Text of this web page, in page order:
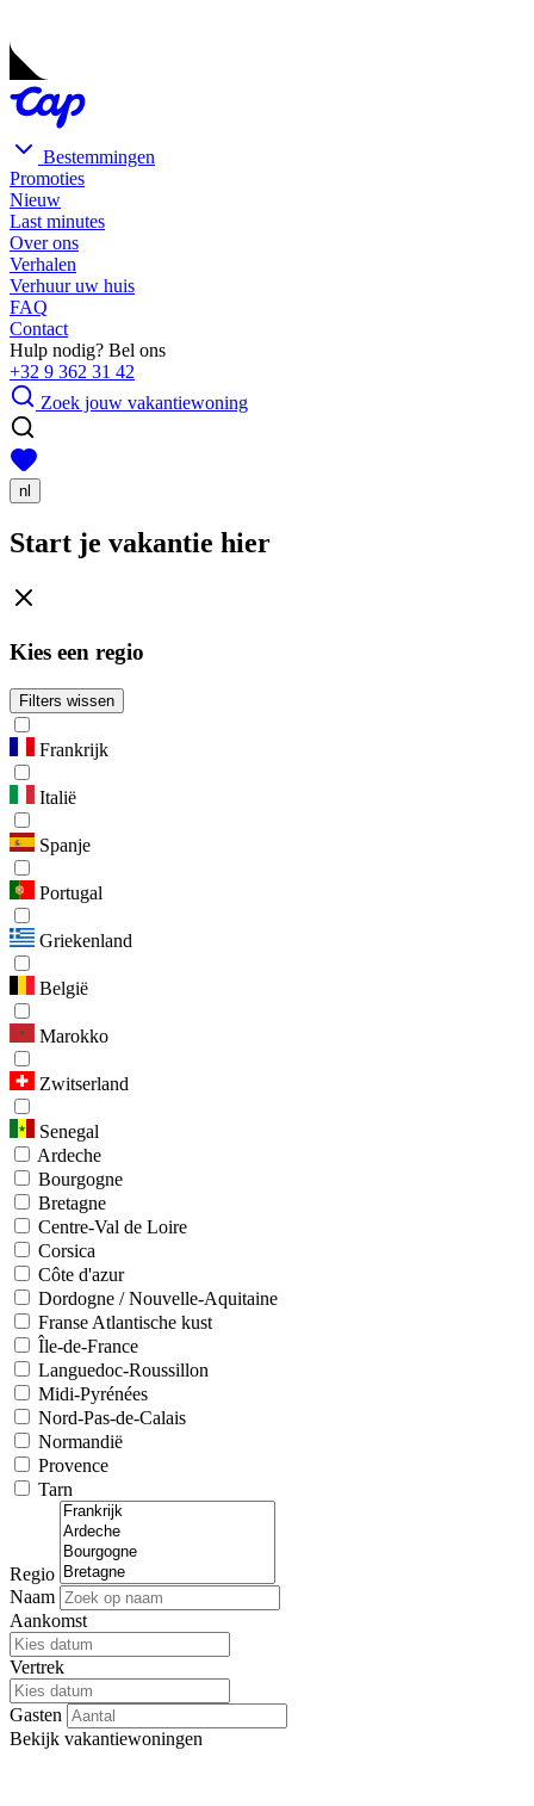
Bestemmingen
Promoties
Nieuw
Last minutes
Over ons
Verhalen
Verhuur uw huis
FAQ
Contact
Hulp nodig? Bel ons
+32 9 362 31 42
Zoek jouw vakantiewoning
nl
Start je vakantie hier
Kies een regio
Filters wissen
Frankrijk
Italië
Spanje
Portugal
Griekenland
België
Marokko
Zwitserland
Senegal
Ardeche
Bourgogne
Bretagne
Centre-Val de Loire
Corsica
Côte d'azur
Dordogne / Nouvelle-Aquitaine
Franse Atlantische kust
Île-de-France
Languedoc-Roussillon
Midi-Pyrénées
Nord-Pas-de-Calais
Normandië
Provence
Tarn
Regio
Naam
Aankomst
Vertrek
Gasten
Bekijk vakantiewoningen